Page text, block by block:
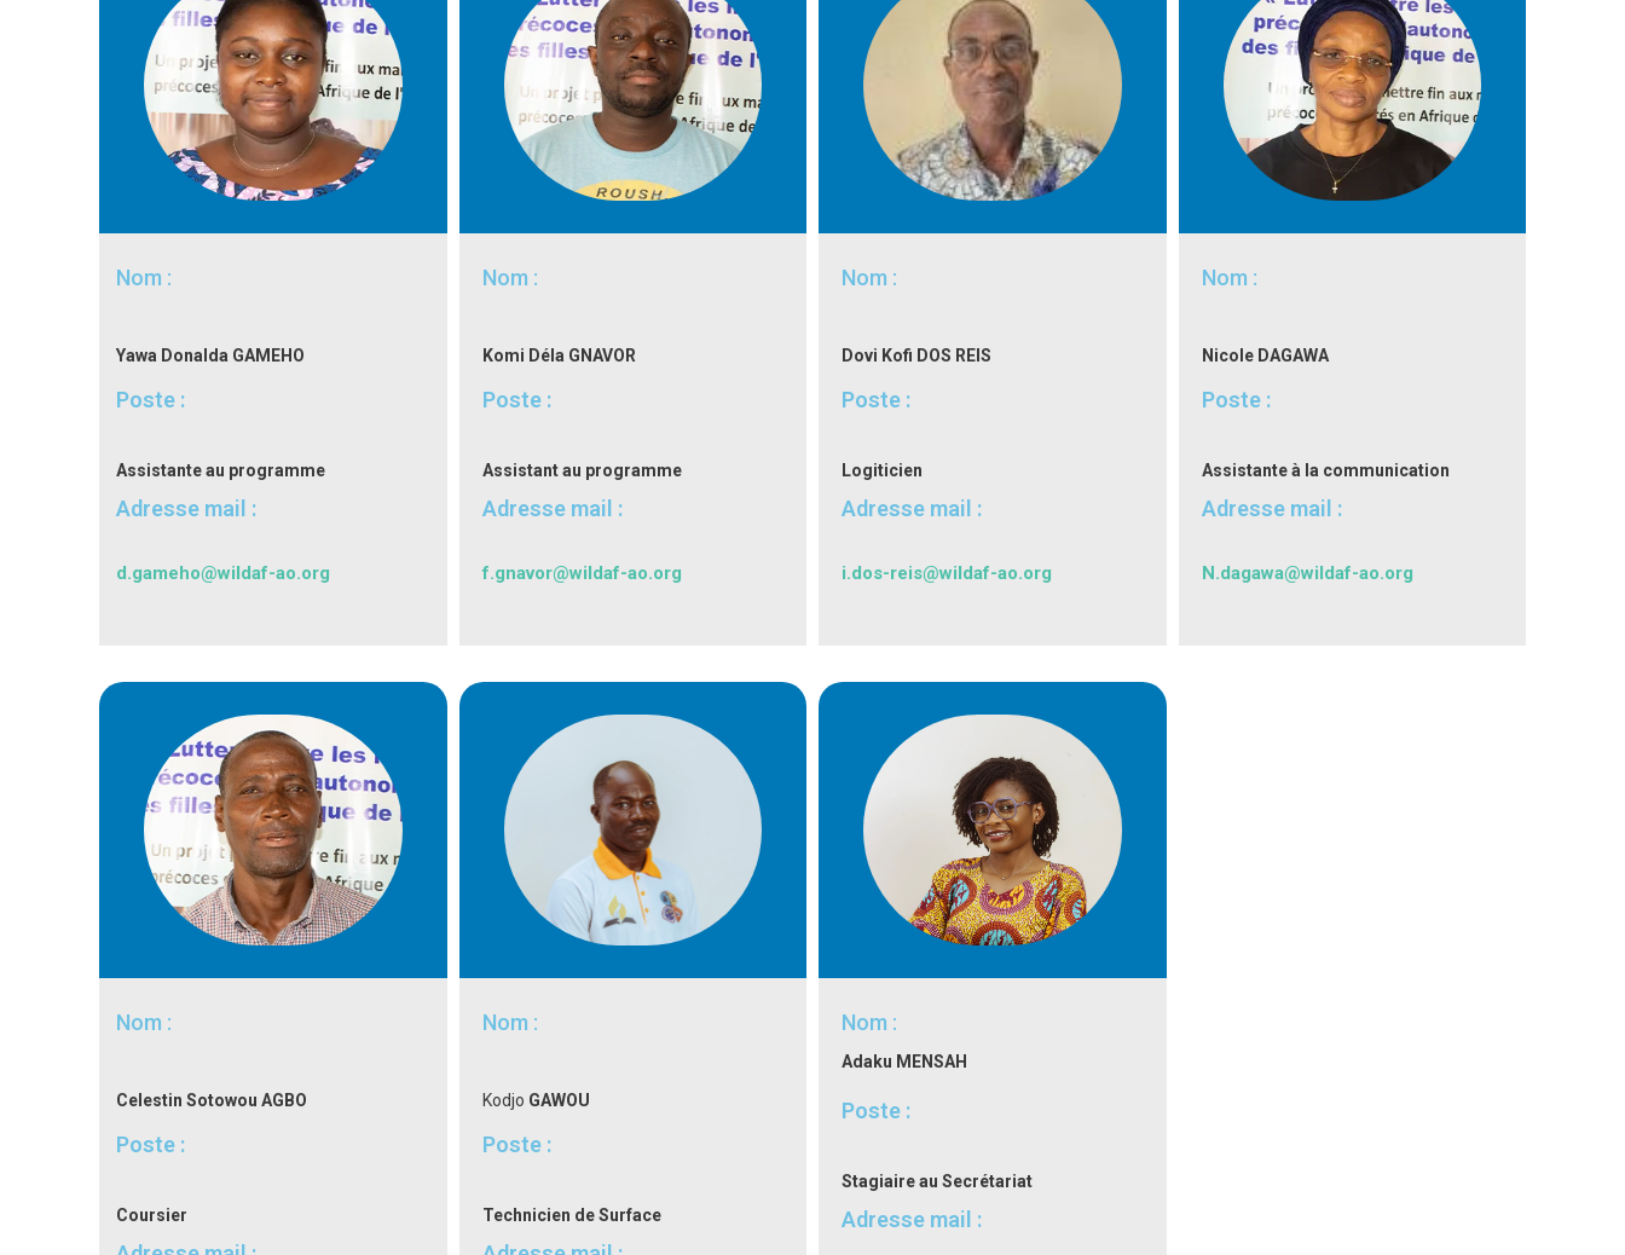
Nom :
Yawa Donalda GAMEHO
Poste :
Assistante au programme
Adresse mail :
d.gameho@wildaf-ao.org
Nom :
Komi Déla GNAVOR
Poste :
Assistant au programme
Adresse mail :
f.gnavor@wildaf-ao.org
Nom :
Dovi Kofi DOS REIS
Poste :
Logiticien
Adresse mail :
i.dos-reis@wildaf-ao.org
Nom :
Nicole DAGAWA
Poste :
Assistante à la communication
Adresse mail :
N.dagawa@wildaf-ao.org
Nom :
Celestin Sotowou AGBO
Poste :
Coursier
Nom :
Kodjo GAWOU
Poste :
Technicien de Surface
Nom :
Adaku MENSAH
Poste :
Stagiaire au Secrétariat
Adresse mail :